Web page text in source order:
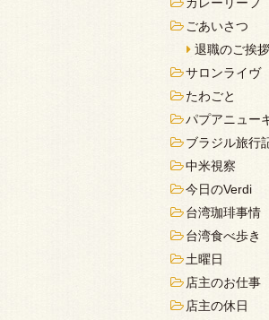
ごあいさつ
退職のご挨拶
サロンライヴ
たわごと
パプアニュー
ブラジル旅行
中米視察
今日のVerdi
台湾珈琲事情
台湾食べ歩き
土曜日
店主のお仕事
店主の休日